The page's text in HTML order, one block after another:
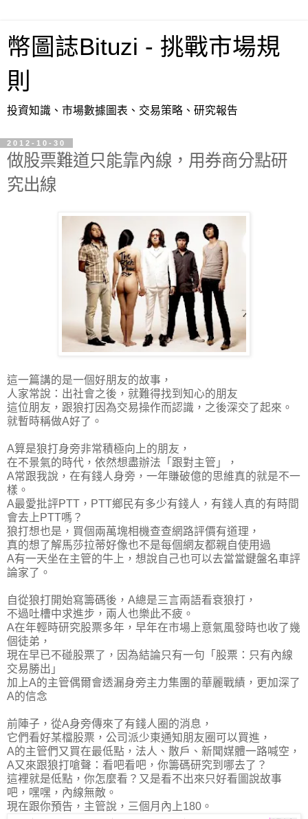
幣圖誌Bituzi - 挑戰市場規
則
投資知識、市場數據圖表、交易策略、研究報告
2012-10-30
做股票難道只能靠內線，用券商分點研
究出線
這一篇講的是一個好朋友的故事，
人家常說：出社會之後，就難得找到知心的朋友
這位朋友，跟狼打因為交易操作而認識，之後深交了起來。
就暫時稱做A好了。
A算是狼打身旁非常積極向上的朋友，
在不景氣的時代，依然想盡辦法「跟對主管」，
A常跟我說，在有錢人身旁，一年賺破億的思維真的就是不一
樣。
A最愛批評PTT，PTT鄉民有多少有錢人，有錢人真的有時間
會去上PTT嗎？
狼打想也是，買個兩萬塊相機查查網路評價有道理，
真的想了解馬莎拉蒂好像也不是每個網友都親自使用過
A有一天坐在主管的牛上，想說自己也可以去當當鍵盤名車評
論家了。
自從狼打開始寫籌碼後，A總是三言兩語看衰狼打，
不過吐槽中求進步，兩人也樂此不疲。
A在年輕時研究股票多年，早年在市場上意氣風發時也收了幾
個徒弟，
現在早已不碰股票了，因為結論只有一句「股票：只有內線
交易勝出」
加上A的主管偶爾會透漏身旁主力集團的華麗戰績，更加深了
A的信念
前陣子，從A身旁傳來了有錢人圈的消息，
它們看好某檔股票，公司派少東通知朋友圈可以買進，
A的主管們又買在最低點，法人、散戶、新聞媒體一路喊空，
A又來跟狼打嗆聲：看吧看吧，你籌碼研究到哪去了？
這裡就是低點，你怎麼看？又是看不出來只好看圖說故事
吧，嘿嘿，內線無敵。
現在跟你預告，主管說，三個月內上180。